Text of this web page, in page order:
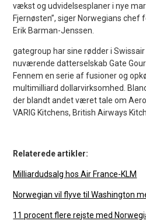
vækst og udvidelsesplaner i nye
Fjernøsten”, siger Norwegians chef
Erik Barman-Jenssen.
gategroup har sine rødder i
nuværende datterselskab Gate
Fennem en serie af fusioner og
multimilliard dollarvirksomhed.
der blandt andet været tale om
VARIG Kitchens, British Airways
Relaterede artikler:
Milliardudsalg hos Air France-KLM
Norwegian vil flyve til Washington
11 procent flere rejste med